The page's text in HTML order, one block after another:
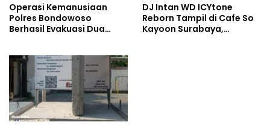
Operasi Kemanusiaan
Polres Bondowoso
Berhasil Evakuasi Dua
DJ Intan WD ICYtone
Reborn Tampil di Cafe So
Kayoon Surabaya,